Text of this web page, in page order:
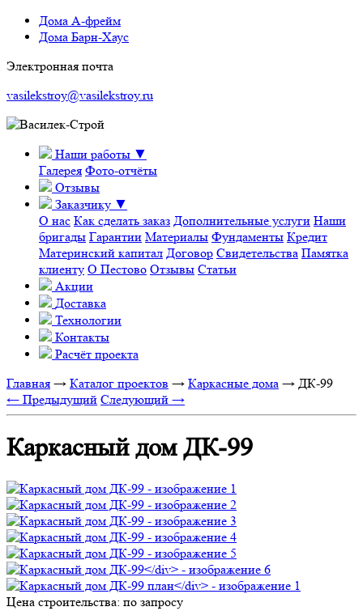
Дома А-фрейм
Дома Барн-Хаус
Электронная почта
vasilekstroy@vasilekstroy.ru
Наши работы ▼
Галерея Фото-отчёты
Отзывы
Заказчику ▼
О нас Как сделать заказ Дополнительные услуги Наши
бригады Гарантии Материалы Фундаменты Кредит
Материнский капитал Договор Свидетельства Памятка
клиенту О Пестово Отзывы Статьи
Акции
Доставка
Технологии
Контакты
Расчёт проекта
Главная → Каталог проектов → Каркасные дома → ДК-99
← Предыдущий Следующий →
Каркасный дом ДК-99
Цена строительства: по запросу